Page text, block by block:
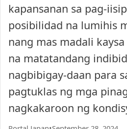
kapansanan sa pag-
posibilidad na lumihis
nang mas madali
na matatandang
nagbibigay-daan para
pagtuklas ng mga
nagkakaroon ng